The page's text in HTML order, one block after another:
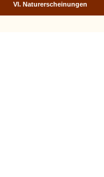
VI. Naturerscheinungen